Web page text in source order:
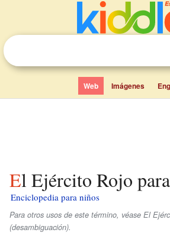
Web Imágenes
El Ejército Rojo
Enciclopedia para niños
Para otros usos de este término, véase El
(desambiguación).